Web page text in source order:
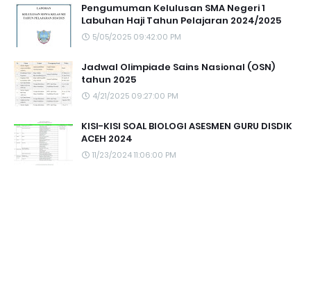
Pengumuman Kelulusan SMA Negeri 1
Labuhan Haji Tahun Pelajaran 2024/2025
5/05/2025 09:42:00 PM
Jadwal Olimpiade Sains Nasional (OSN)
tahun 2025
4/21/2025 09:27:00 PM
KISI-KISI SOAL BIOLOGI ASESMEN GURU DISDIK
ACEH 2024
11/23/2024 11:06:00 PM